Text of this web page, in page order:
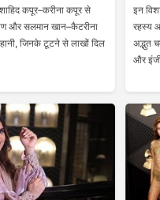
कपूर–करीना कपूर से
और सलमान खान–कैटरीना
जिनके टूटने से लाखों दिल
इन
रहस्य
अद्भुत
और